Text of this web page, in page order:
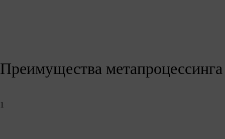
Преимущества метапроцессинга
1